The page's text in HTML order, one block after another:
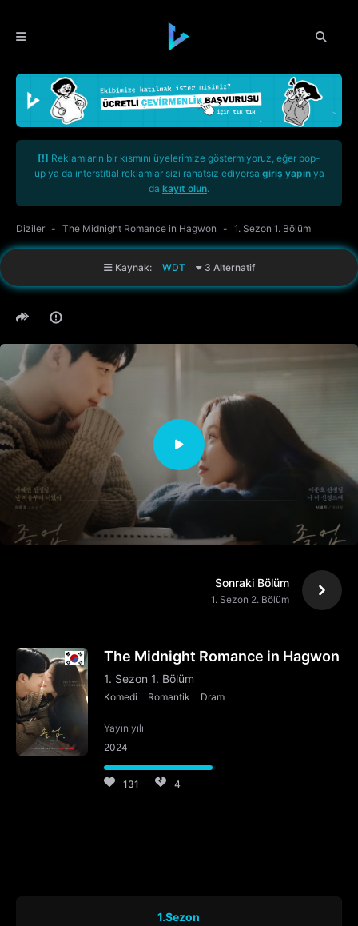
[!] Reklamların bir kısmını üyelerimize göstermiyoruz, eğer pop-
up ya da interstitial reklamlar sizi rahatsız ediyorsa giriş yapınya
da kayıt olun.
Diziler The Midnight Romance in Hagwon 1. Sezon 1. Bölüm
Kaynak: WDT 3 Alternatif
Sonraki Bölüm
1. Sezon 2. Bölüm
The Midnight Romance in Hagwon
1. Sezon 1. Bölüm
Komedi Romantik Dram
Yayın yılı
2024
131 4
1.Sezon